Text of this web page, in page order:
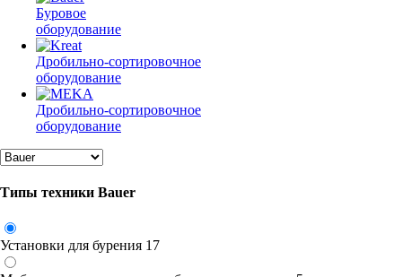
Буровое
оборудование
Дробильно-сортировочное
оборудование
Дробильно-сортировочное
оборудование
Типы техники Bauer
Установки для бурения 17